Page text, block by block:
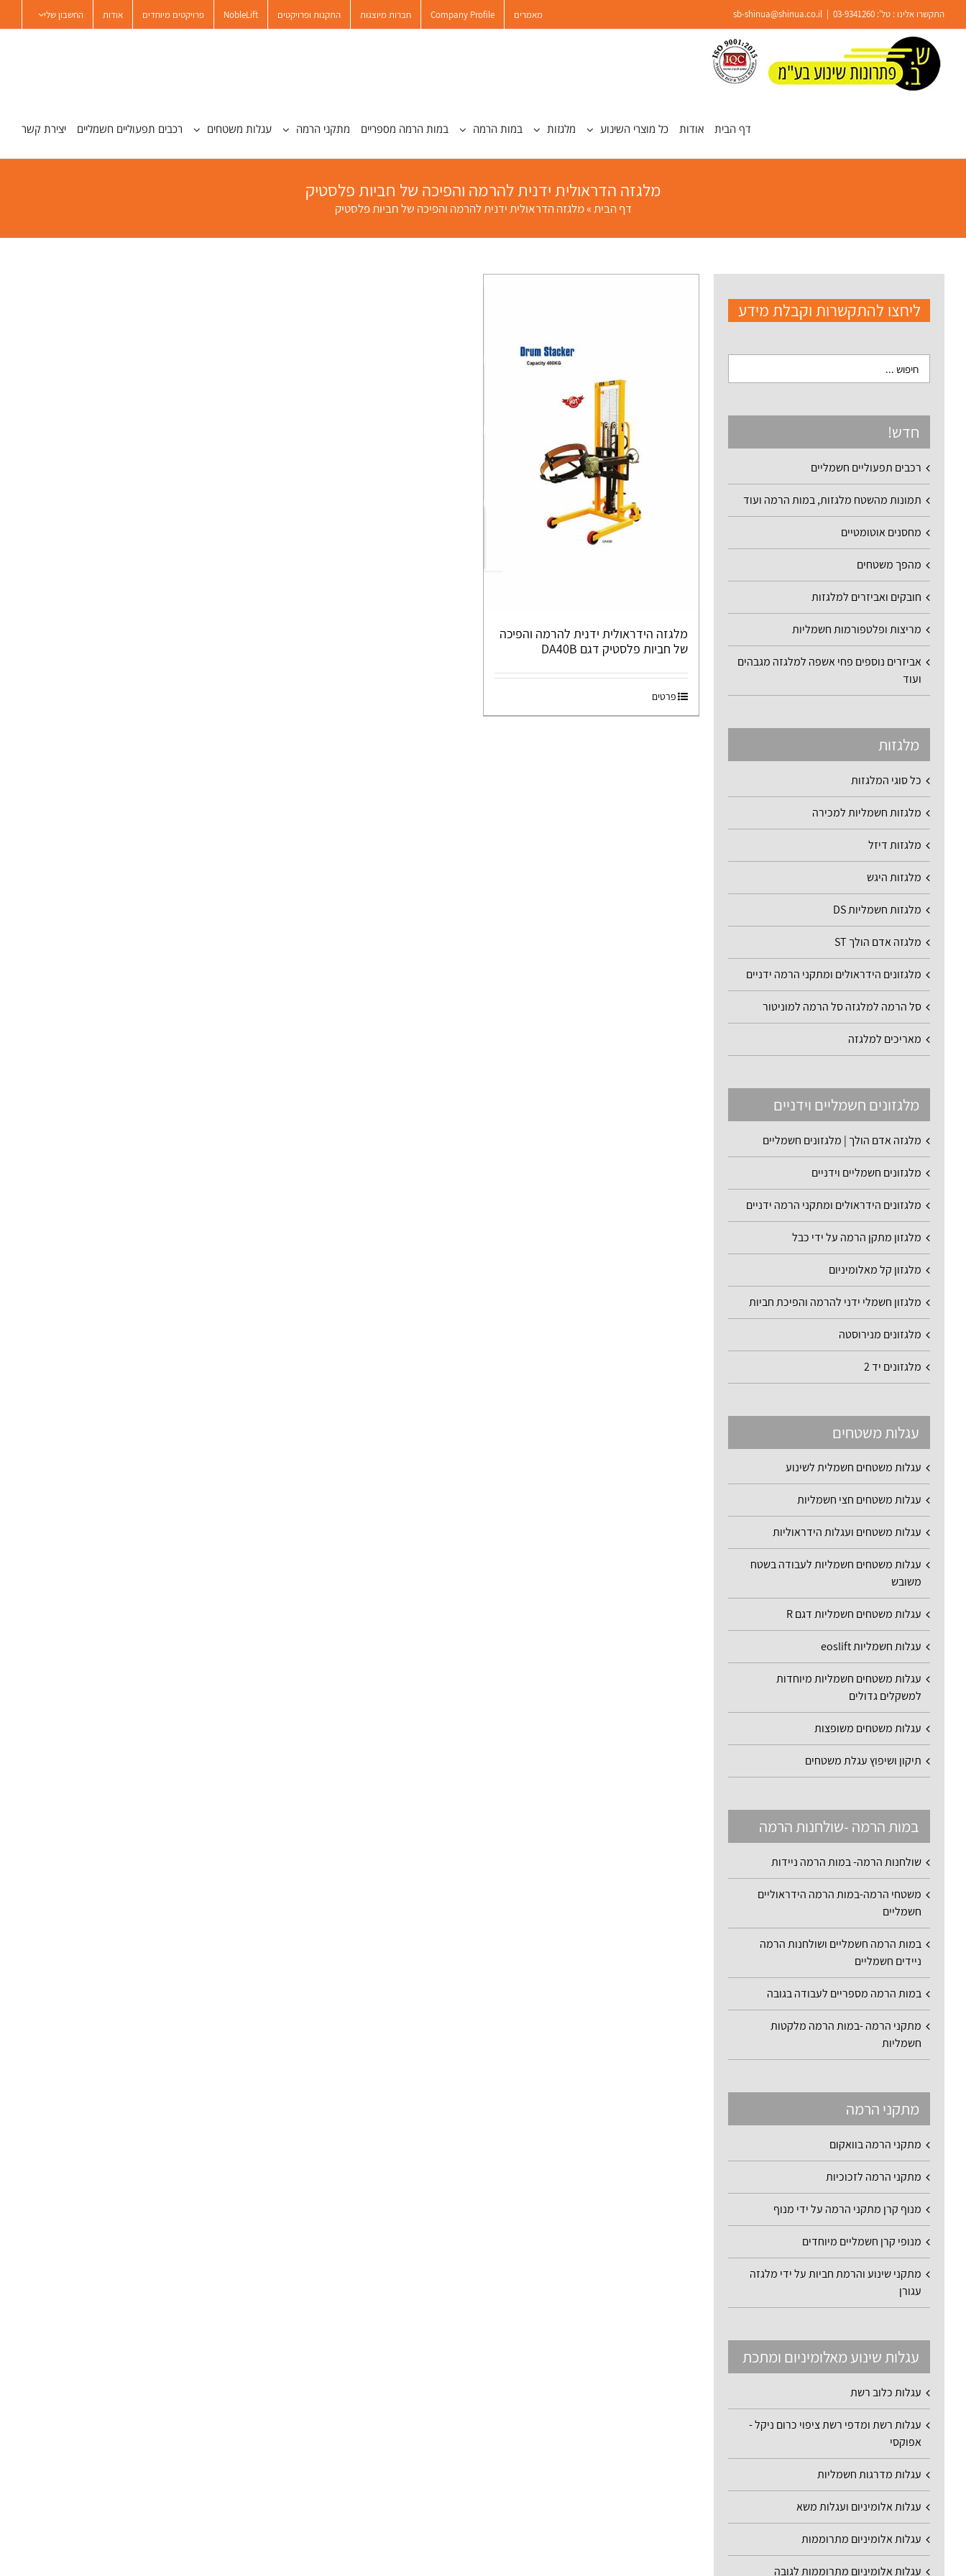
פתח סרגל נגישות
content
התקשרו אלינו : טל': 03-9341260
sb-shinua@shinua.co.il מאמרים Company Profile חברות מיוצגות התקנות ופרויקטים NobleLift פרויקטים מיוחדים אודות החשבון שלי
דף הבית אודות כל מוצרי השינוע מלגזות במות הרמה במות הרמה מספריים מתקני הרמה עגלות משטחים רכבים תפעוליים חשמליים יצירת קשר
מלגזה הדראולית ידנית להרמה והפיכה של חביות פלסטיק
דף הבית»מלגזה הדראולית ידנית להרמה והפיכה של חביות פלסטיק
מלגזה הידראולית ידנית להרמה והפיכה
של חביות פלסטיק דגם DA40B
פרטים
ליחצו להתקשרות וקבלת מידע
חדש!
רכבים תפעוליים חשמליים
תמונות מהשטח מלגזות, במות הרמה ועוד
מחסנים אוטומטיים
מהפך משטחים
חובקים ואביזרים למלגזות
מריצות ופלטפורמות חשמליות
אביזרים נוספים פחי אשפה למלגזה מגבהים
ועוד
מלגזות
כל סוגי המלגזות
מלגזות חשמליות למכירה
מלגזות דיזל
מלגזות היגש
מלגזות חשמליות DS
מלגזה אדם הולך ST
מלגזונים הידראולים ומתקני הרמה ידניים
סל הרמה למלגזה סל הרמה למוניטור
מאריכים למלגזה
מלגזונים חשמליים וידניים
מלגזה אדם הולך | מלגזונים חשמליים
מלגזונים חשמליים וידניים
מלגזונים הידראולים ומתקני הרמה ידניים
מלגזון מתקן הרמה על ידי כבל
מלגזון קל מאלומיניום
מלגזון חשמלי ידני להרמה והפיכת חביות
מלגזונים מנירוסטה
מלגזונים יד 2
עגלות משטחים
עגלות משטחים חשמלית לשינוע
עגלות משטחים חצי חשמליות
עגלות משטחים ועגלות הידראוליות
עגלות משטחים חשמליות לעבודה בשטח
משובש
עגלות משטחים חשמליות דגם R
עגלות חשמליות eoslift
עגלות משטחים חשמליות מיוחדות
למשקלים גדולים
עגלות משטחים משופצות
תיקון ושיפוץ עגלת משטחים
במות הרמה -שולחנות הרמה
שולחנות הרמה- במות הרמה ניידות
משטחי הרמה-במות הרמה הידראוליים
חשמליים
במות הרמה חשמליים ושולחנות הרמה
ניידים חשמליים
במות הרמה מספריים לעבודה בגובה
מתקני הרמה -במות הרמה מלקטות
חשמליות
מתקני הרמה
מתקני הרמה בוואקום
מתקני הרמה לזכוכיות
מנוף קרן מתקני הרמה על ידי מנוף
מנופי קרן חשמליים מיוחדים
מתקני שינוע והרמת חביות על ידי מלגזה
עגורן
עגלות שינוע מאלומיניום ומתכת
עגלות כלוב רשת
עגלות רשת ומדפי רשת ציפוי כרום ניקל -
אפוקסי
עגלות מדרגות חשמליות
עגלות אלומיניום ועגלות משא
עגלות אלומיניום מתרוממות
עגלות אלומיניום מתרוממות לגובה